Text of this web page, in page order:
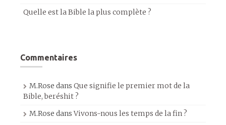
Quelle est la Bible la plus complète ?
Commentaires
M.Rose dans Que signifie le premier mot de la
Bible, beréshit ?
M.Rose dansVivons-nous les temps de la fin ?